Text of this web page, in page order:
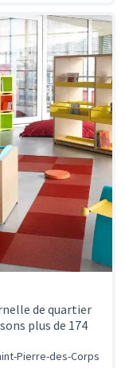
de quartier
plus de 174
Pierre-des-Corps